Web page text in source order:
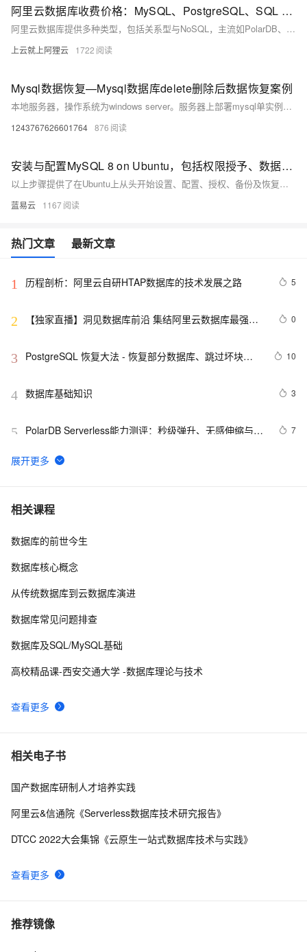
阿里云数据库收费价格：MySQL、PostgreSQL、SQL Server和MariaDB引擎费用整理
阿里云数据库提供多种类型，包括关系型与NoSQL，主流如PolarDB、RDS MySQL/PostgreSQL、Redis等。价格低至21元/月起，支持按需付费与优惠套餐，适用于各类应用场景。
上云就上阿狸云 1722
Mysql数据恢复—Mysql数据库delete删除后数据恢复案例
本地服务器，操作系统为windows server。服务器上部署mysql单实例，innodb引擎，独立表空间。未进行数据库备份，未开启binlog。 人为误操作使用Delete命令删除数据时未添加where子句，导致全表数据被删除。删除后未对该表进行任何操作。需要恢复误删除的数据。 在本案例中的mysql数据库未进行备份，也未开启binlog日志，无法直接还原数据库。
1243767626601764 876
安装与配置MySQL 8 on Ubuntu，包括权限授予、数据库备份及远程连接指南
以上步骤提供了在Ubuntu上从头开始设置、配置、授权、备份及恢复一个基础但完整的MySQL环境所需知识点。
蓝易云 1167
热门文章 最新文章
1 历程剖析：阿里云自研HTAP数据库的技术发展之路 5
2
【独家直播】洞见数据库前沿 集结阿里云数据库最强阵
0
3
PostgreSQL 恢复大法 - 恢复部分数据库、跳过坏块、
10
4 数据库基础知识 3
5
PolarDB Serverless能力测评：秒级弹升、无感伸缩与强
7
6 SQLite数据库的备份
7 一篇文章带你搞懂非关系型数据库MongoDB
8 如何在 Oracle 中创建可插入数据库（PDB）？
10征文分享｜OceanBase 3.1.2 数据库性能测试探索
相关课程
查看更多
数据库的前世今生
数据库核心概念
从传统数据库到云数据库演进
数据库常见问题排查
数据库及SQL/MySQL基础
高校精品课-西安交通大学 -数据库理论与技术
相关电子书
查看更多
国产数据库研制人才培养实践
阿里云&信通院《Serverless数据库技术研究报告》
DTCC 2022大会集锦《云原生一站式数据库技术与实践》
推荐镜像